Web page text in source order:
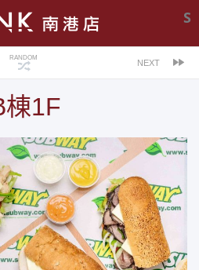
S
RANDOM
NEXT
棟1F